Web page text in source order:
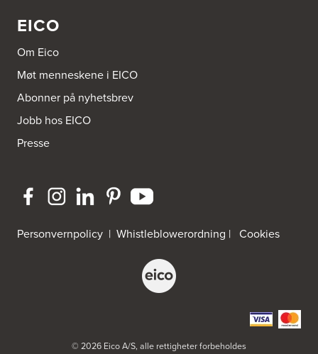
Bravida Trondheim
Bravida Norge AS - Fakturamottak
Tel.:73960500
Brusveen Snekkerverksted AS
Bergabygdvegen 35
Tel.:61-340006
Brødrene Aase AS
Nikkelveien 1
EICO
Om Eico
Møt menneskene i EICO
Abonner på nyhetsbrev
Jobb hos EICO
Presse
Personvernpolicy | Whistleblowerordning | Cookies
© 2026 Eico A/S, alle rettigheter forbeholdes